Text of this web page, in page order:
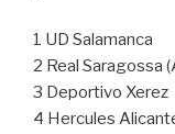
1 UD Salamanca
2 Real Saragossa
3 Deportivo Xerez
4 Hercules